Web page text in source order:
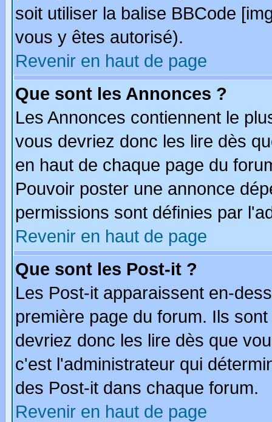
soit utiliser la balise BBCode
vous y êtes autorisé).
Revenir en haut de page
Que sont les Annonces ?
Les Annonces contiennent le
vous devriez donc les lire dès
en haut de chaque page du
Pouvoir poster une annonce
permissions sont définies par
Revenir en haut de page
Que sont les Post-it ?
Les Post-it apparaissent en-
première page du forum. Ils
devriez donc les lire dès que
c'est l'administrateur qui
des Post-it dans chaque forum.
Revenir en haut de page